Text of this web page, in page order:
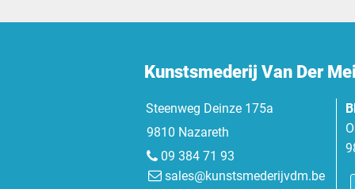
Kunstsmederij Van Der
Steenweg Deinze 175a
9810 Nazareth
09 384 71 93
sales@kunstsmederijvdm.be